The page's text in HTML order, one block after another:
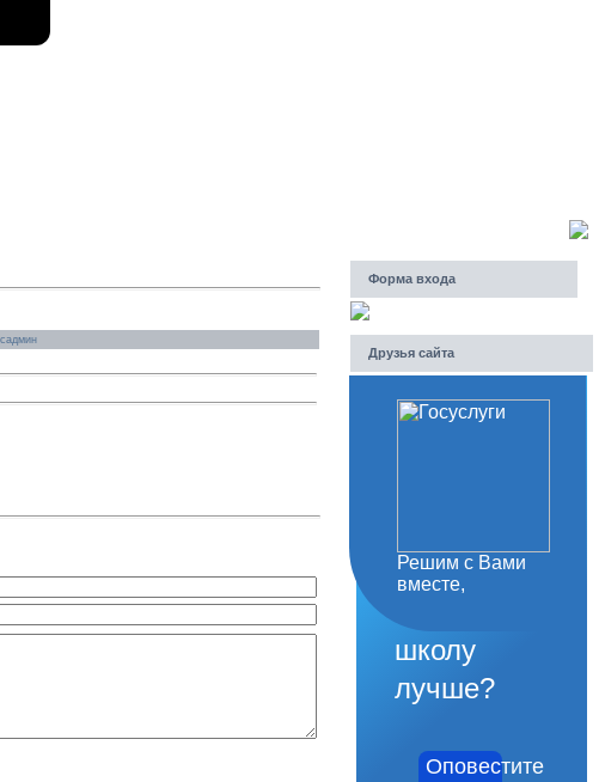
Форма входа
Друзья сайта
Решим с Вами
вместе,
как
школу
лучше?
Оповестите